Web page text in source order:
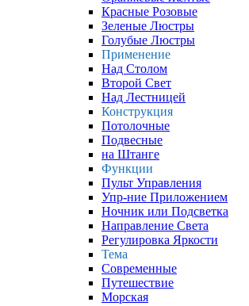
Красные Розовые
Зеленые Люстры
Голубые Люстры
Применение
Над Столом
Второй Свет
Над Лестницей
Конструкция
Потолочные
Подвесные
на Штанге
Функции
Пульт Управления
Упр-ние Приложением
Ночник или Подсветка
Направление Света
Регулировка Яркости
Тема
Современные
Путешествие
Морская